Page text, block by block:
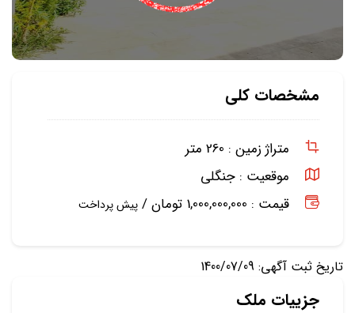
مشخصات کلی
متراژ زمین : 260 متر
موقعیت : جنگلی
قیمت : 1,000,000,000 تومان /
پیش پرداخت
تاریخ ثبت آگهی: 1400/07/09
جزییات ملک